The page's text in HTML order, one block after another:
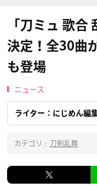
「刀ミュ 歌合
決定！全30曲
も登場
ニュース
ライター：にじめん編
カテゴリ : 刀剣乱舞